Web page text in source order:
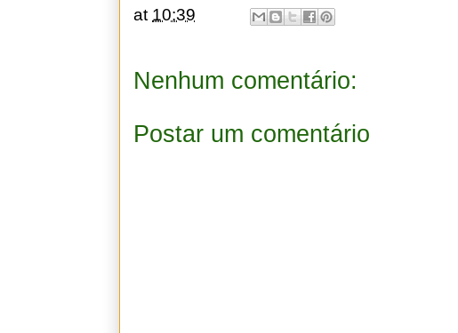
at 10:39
Nenhum comentário:
Postar um comentário